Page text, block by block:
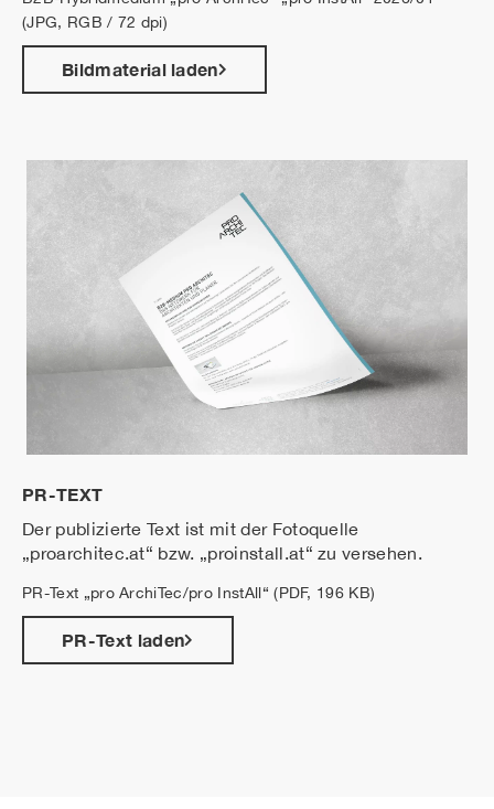
(JPG, RGB / 72 dpi)
Bildmaterial laden
PR-TEXT
Der publizierte Text ist mit der Fotoquelle
„proarchitec.at“ bzw. „proinstall.at“ zu versehen.
PR-Text „pro ArchiTec/pro InstAll“ (PDF, 196 KB)
PR-Text laden